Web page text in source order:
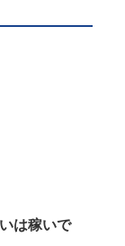
は稼いで